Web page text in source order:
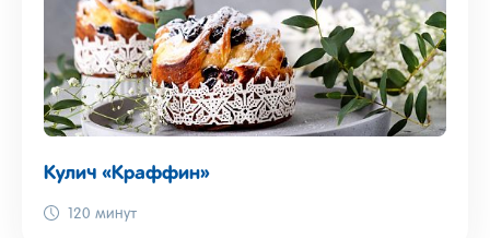
Кулич «Краффин»
120 минут